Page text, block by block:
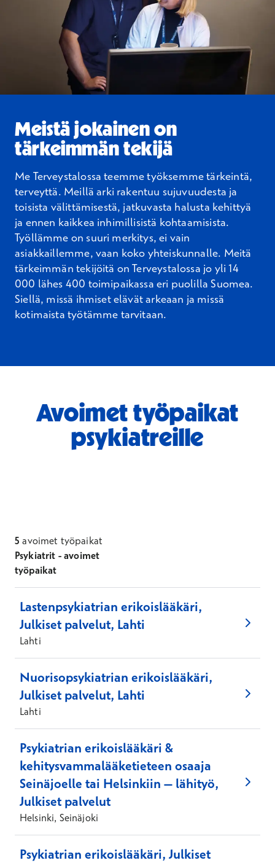
Meistä jokainen on
tärkeimmän tekijä
Me Terveystalossa teemme työksemme tärkeintä,
terveyttä. Meillä arki rakentuu sujuvuudesta ja
toisista välittämisestä, jatkuvasta halusta kehittyä
ja ennen kaikkea inhimillisistä kohtaamisista.
Työllämme on suuri merkitys, ei vain
asiakkaillemme, vaan koko yhteiskunnalle. Meitä
tärkeimmän tekijöitä on Terveystalossa jo yli 14
000 lähes 400 toimipaikassa eri puolilla Suomea.
Siellä, missä ihmiset elävät arkeaan ja missä
kotimaista työtämme tarvitaan.
Avoimet työpaikat
psykiatreille
5 avoimet työpaikat
Psykiatrit - avoimet
työpaikat
Lastenpsykiatrian erikoislääkäri,
Julkiset palvelut, Lahti
Lahti
Nuorisopsykiatrian erikoislääkäri,
Julkiset palvelut, Lahti
Lahti
Psykiatrian erikoislääkäri &
kehitysvammalääketieteen osaaja
Seinäjoelle tai Helsinkiin – lähityö,
Julkiset palvelut
Helsinki, Seinäjoki
Psykiatrian erikoislääkäri, Julkiset